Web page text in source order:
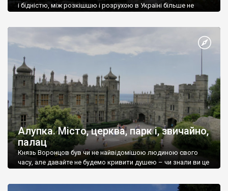
і бідністю, між розкішшю і розрухою в Україні більше не
Алупка. Місто, церква, парк і, звичайно,
палац
Князь Воронцов був чи не найвідомішою людиною свого
часу, але давайте не будемо кривити душею – чи знали ви це